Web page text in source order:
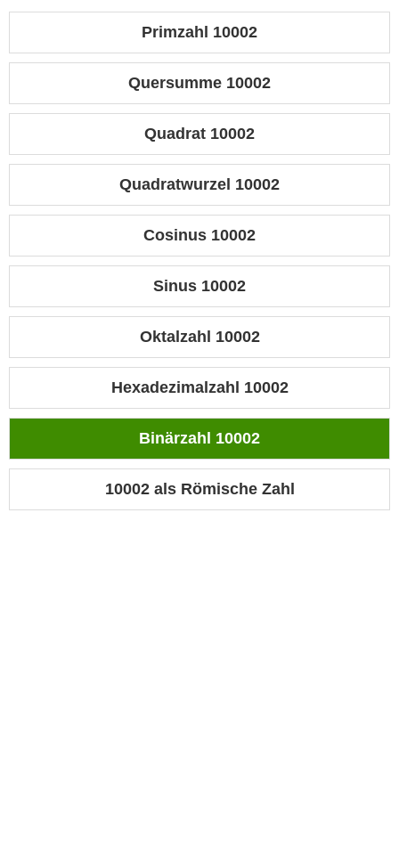
Primzahl 10002
Quersumme 10002
Quadrat 10002
Quadratwurzel 10002
Cosinus 10002
Sinus 10002
Oktalzahl 10002
Hexadezimalzahl 10002
Binärzahl 10002
10002 als Römische Zahl